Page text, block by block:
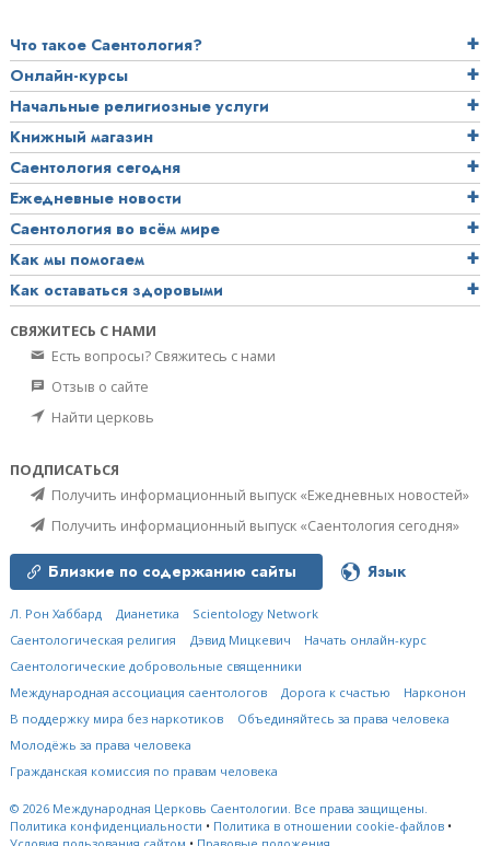
Что такое Саентология?
Онлайн-курсы
Начальные религиозные услуги
Книжный магазин
Саентология сегодня
Ежедневные новости
Саентология во всём мире
Как мы помогаем
Как оставаться здоровыми
СВЯЖИТЕСЬ С НАМИ
Есть вопросы? Свяжитесь с нами
Отзыв о сайте
Найти церковь
ПОДПИСАТЬСЯ
Получить информационный выпуск «Ежедневных новостей»
Получить информационный выпуск «Саентология сегодня»
Близкие по содержанию сайты Язык
Л. Рон Хаббард Дианетика
Scientology Network
Саентологическая религия
Дэвид Мицкевич
Начать онлайн-курс
Саентологические добровольные священники
Международная ассоциация саентологов
Дорога к счастью
Нарконон
В поддержку мира без наркотиков
Объединяйтесь за права человека
Молодёжь за права человека
Гражданская комиссия по правам человека
© 2026 Международная Церковь Саентологии. Все права защищены.
Политика конфиденциальности • Политика в отношении cookie-файлов •